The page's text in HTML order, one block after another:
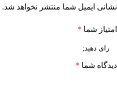
نشانی ایمیل شما منتشر نخواهد شد.
امتیاز شما *
دیدگاه شما *